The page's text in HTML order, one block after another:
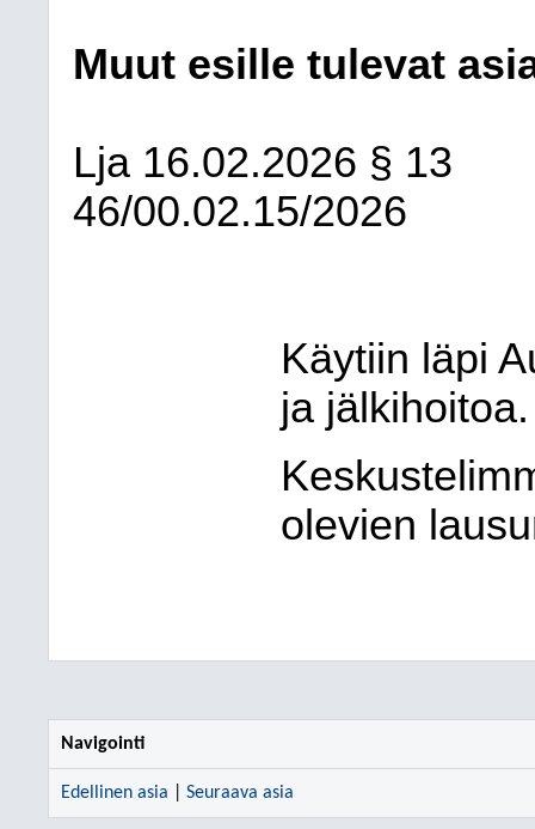
Muut esille tulevat
Lja 16.02.2026 § 13
46/00.02.15/2026
Käytiin läpi
ja jälkihoitoa.
olevien
Navigointi
Edellinen asia Seuraava asia